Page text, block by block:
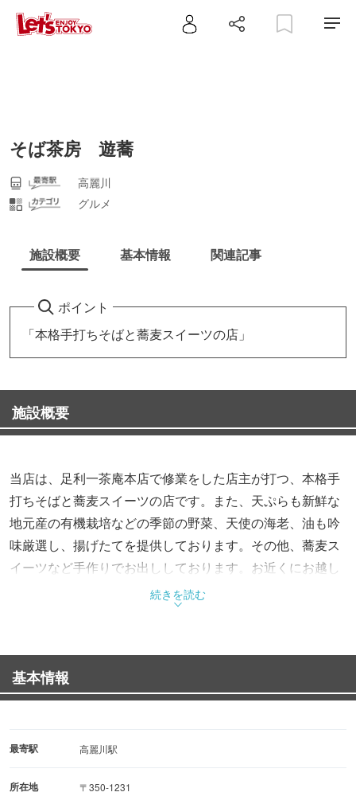
そば茶房 遊蕎
高麗川
グルメ
施設概要 基本情報 関連記事
ポイント
「本格手打ちそばと蕎麦スイーツの店」
施設概要
当店は、足利一茶庵本店で修業をした店主が打つ、本格手
打ちそばと蕎麦スイーツの店です。また、天ぷらも新鮮な
地元産の有機栽培などの季節の野菜、天使の海老、油も吟
味厳選し、揚げたてを提供しております。その他、蕎麦ス
イーツなど手作りでお出ししております。お近くにお越し
の際は是非お越し下さい。蕎麦スイーツなど最新情報は、
HPにてお知らせしておりますのでそちらもご覧下さい。
続きを読む
基本情報
最寄駅 高麗川駅
所在地
〒350-1231